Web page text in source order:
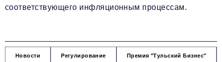
соответствующего инфляционным процессам.
Новости Регулирование Премия "Тульский Бизнес"